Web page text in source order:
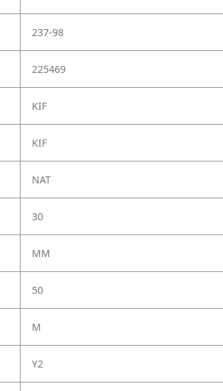
237-98
225469
KIF
KIF
NAT
30
MM
50
M
Y2